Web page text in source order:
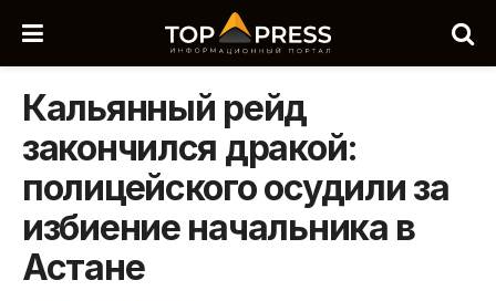
Кальянный рейд
закончился дракой:
полицейского осудили за
избиение начальника в
Астане